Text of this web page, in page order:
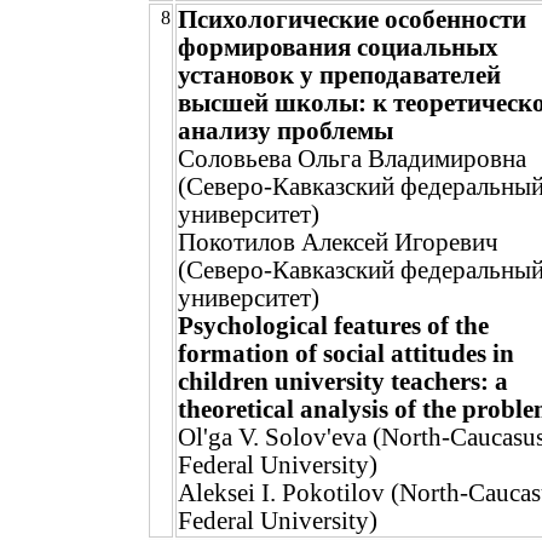
8 Психологические особенности
формирования социальных
установок у преподавателей
высшей школы: к
анализу проблемы
Соловьева Ольга Владимировна
(Северо-Кавказский
университет)
Покотилов Алексей Игоревич
(Северо-Кавказский
университет)
Psychological features of the
formation of social attitudes in
children university teachers: a
theoretical analysis of the
Ol'ga V. Solov'eva (North-
Federal University)
Aleksei I. Pokotilov (North-
Federal University)